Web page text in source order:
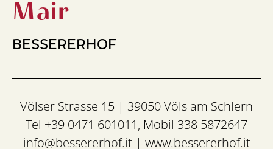
Mair
BESSERERHOF
Völser Strasse 15 | 39050 Völs am Schlern
Tel +39 0471 601011, Mobil 338 5872647
info@bessererhof.it| www.bessererhof.it